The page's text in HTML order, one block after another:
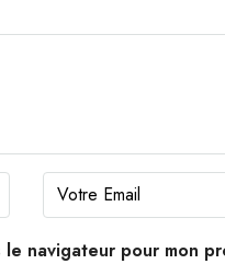
navigateur pour mon